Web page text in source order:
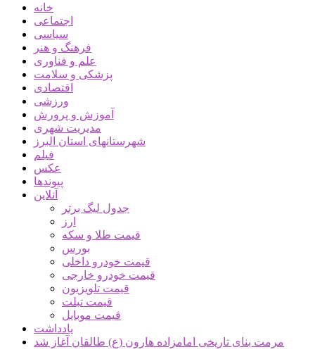
خانه
اجتماعی
سیاسی
فرهنگ و هنر
علم و فناوری
پزشکی و سلامت
اقتصادی
ورزشی
آموزش و پرورش
مدیریت شهری
شهرستانهای استان البرز
فیلم
عکس
پیوندها
آنلاین
جدول لیگ برتر
ارز
قیمت طلا و سکه
بورس
قیمت خودرو داخلی
قیمت خودرو خارجی
قیمت تلویزیون
قیمت تبلت
قیمت موبایل
یادداشت
مرمت بنای تاریخی امامزاده هارون (ع) طالقان آغاز شد